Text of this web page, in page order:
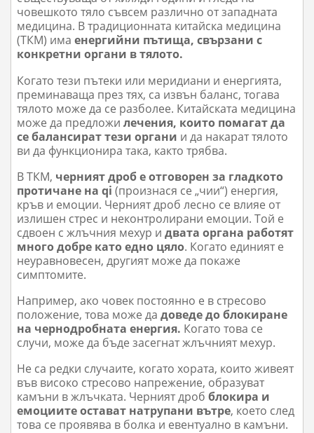
човешкото тяло съвсем различно от западната
медицина. В традиционната китайска медицина
(ТКМ) има енергийни пътища, свързани с
конкретни органи в тялото.
Когато тези пътеки или меридиани и енергията,
преминаваща през тях, са извън баланс, тогава
тялото може да се разболее. Китайската медицина
може да предложилечения, които помагат да
се балансират тези органи и да накарат тялото
ви да функционира така, както трябва.
В TКM, черният дроб е отговорен за гладкото
протичане на qi (произнася се „чии“) енергия,
кръв и емоции. Черният дроб лесно се влияе от
излишен стрес и неконтролирани емоции. Той е
сдвоен с жлъчния мехур идвата органа работят
много добре като едно цяло. Когато единият е
неуравновесен, другият може да покаже
симптомите.
Например, ако човек постоянно е в стресово
положение, това може дадоведе до блокиране
на чернодробната енергия. Когато това се
случи, може да бъде засегнат жлъчният мехур.
Не са редки случаите, когато хората, които живеят
във високо стресово напрежение, образуват
камъни в жлъчката. Черният дробблокира и
емоциите остават натрупани вътре, което след
това се проявява в болка и евентуално в камъни.